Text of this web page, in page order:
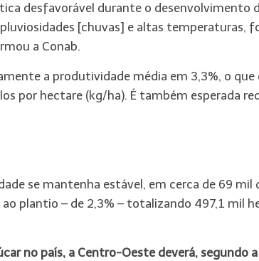
desfavorável durante o desenvolvimento
[chuvas] e altas temperaturas,
a Conab.
a produtividade média em 3,3%, o que
por hectare (kg/ha). É também esperada
se mantenha estável, em cerca de 69 mil
plantio – de 2,3% – totalizando 497,1 mil
no país, a Centro-Oeste deverá, segundo